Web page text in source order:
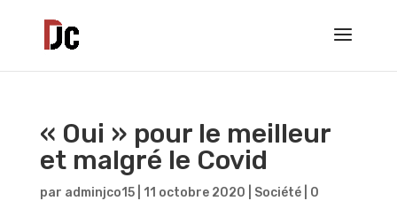
« Oui » pour le meilleur
et malgré le Covid
par adminjco15| 11 octobre 2020 Société| 0